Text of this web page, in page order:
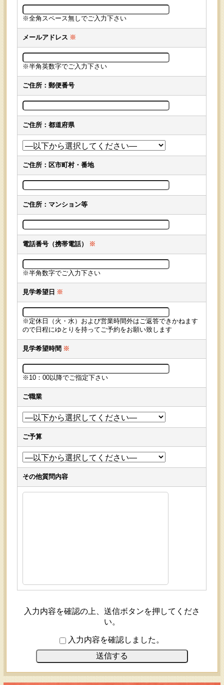
※全角スペース無しでご入力下さい
メールアドレス ※
※半角英数字でご入力下さい
ご住所：郵便番号
ご住所：都道府県
ご住所：区市町村・番地
ご住所：マンション等
電話番号（携帯電話） ※
※半角数字でご入力下さい
見学希望日 ※
※定休日（火・水）および営業時間外はご返答できかねます
ので日程にゆとりを持ってご予約をお願い致します
見学希望時間 ※
※10：00以降でご指定下さい
ご職業
ご予算
その他質問内容
入力内容を確認の上、送信ボタンを押してくださ
い。
入力内容を確認しました。